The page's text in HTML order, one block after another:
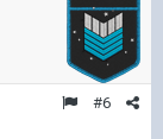
#6